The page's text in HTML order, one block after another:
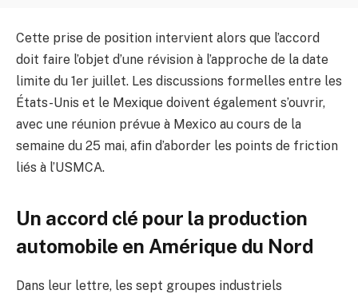
Cette prise de position intervient alors que l’accord
doit faire l’objet d’une révision à l’approche de la date
limite du 1er juillet. Les discussions formelles entre les
États-Unis et le Mexique doivent également s’ouvrir,
avec une réunion prévue à Mexico au cours de la
semaine du 25 mai, afin d’aborder les points de friction
liés à l’USMCA.
Un accord clé pour la production
automobile en Amérique du Nord
Dans leur lettre, les sept groupes industriels